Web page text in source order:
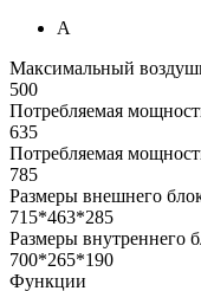
А
Максимальный
500
Потребляемая
635
Потребляемая
785
Размеры внешнего
715*463*285
Размеры
700*265*190
Функции